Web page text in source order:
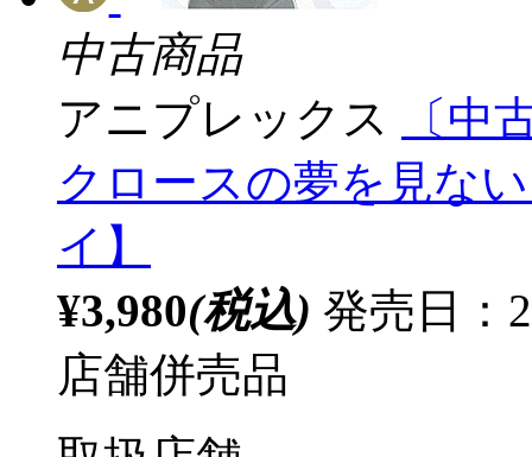
中古商品
アニプレックス
〔中
クロースの夢を見な
イ】
¥3,980(税込) 発売日：
店舗併売品